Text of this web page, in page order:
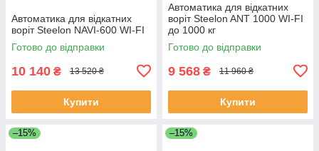
Автоматика для відкатних
воріт Steelon NAVI-600 WI-FI
Готово до відправки
10 140 ₴ 13 520 ₴
Купити
Автоматика для відкатних
воріт Steelon ANT 1000 WI-FI
до 1000 кг
Готово до відправки
9 568 ₴ 11 960 ₴
Купити
–15% –15%